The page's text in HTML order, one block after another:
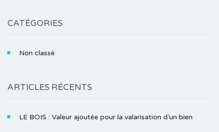
CATÉGORIES
Non classé
ARTICLES RÉCENTS
LE BOIS : Valeur ajoutée pour la valarisation d’un bien